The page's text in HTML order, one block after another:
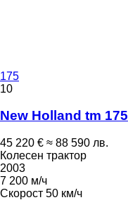
175
10
New Holland tm 175
45 220 € ≈ 88 590 лв.
Колесен трактор
2003
7 200 м/ч
Скорост 50 км/ч